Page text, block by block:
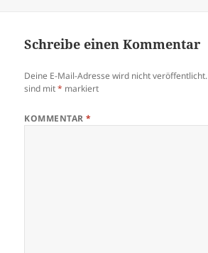
Schreibe einen Kommentar
Deine E-Mail-Adresse wird nicht veröffentlicht.
sind mit* markiert
KOMMENTAR*